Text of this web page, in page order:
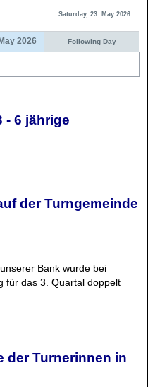
Saturday, 23. May 2026
2026 Following Day
- 6 jährige
der Turngemeinde
Bank wurde bei
für das 3. Quartal doppelt
der Turnerinnen in